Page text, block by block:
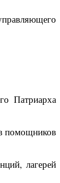
Патриарха
помощников
лагерей